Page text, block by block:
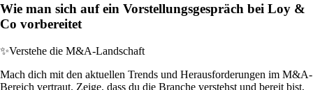
Wie man sich auf ein Vorstellungsgespräch bei Loy &
Co vorbereitet
✨Verstehe die M&A-Landschaft
Mach dich mit den aktuellen Trends und Herausforderungen im M&A-
Bereich vertraut. Zeige, dass du die Branche verstehst und bereit bist,